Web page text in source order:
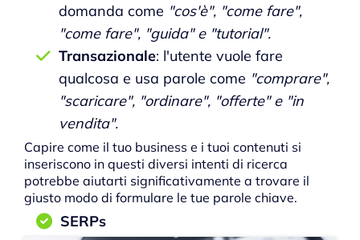
domanda come "cos'è", "come fare",
"come fare", "guida" e "tutorial".
Transazionale: l'utente vuole fare
qualcosa e usa parole come "comprare",
"scaricare", "ordinare", "offerte" e "in
vendita".
Capire come il tuo business e i tuoi contenuti si
inseriscono in questi diversi intenti di ricerca
potrebbe aiutarti significativamente a trovare il
giusto modo di formulare le tue parole chiave.
SERPs